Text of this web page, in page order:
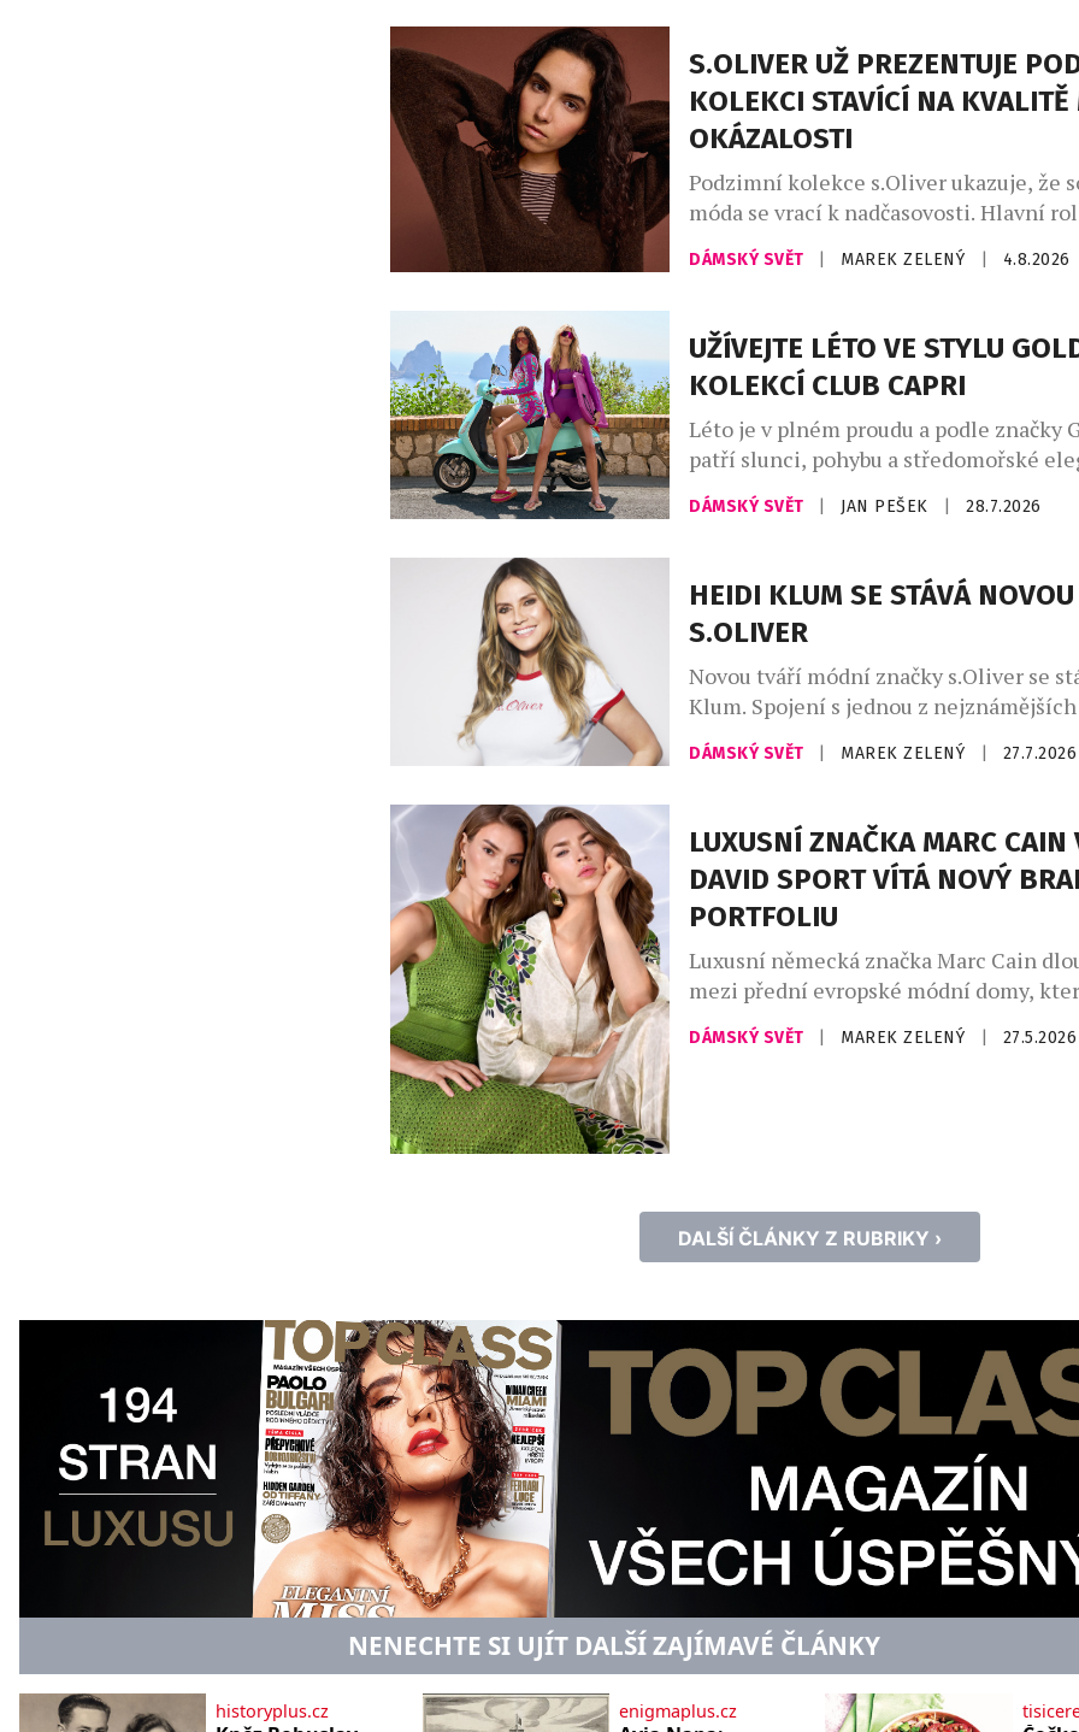
S.OLIVER UŽ PREZENTUJE
KOLEKCI STAVÍCÍ NA KVALITĚ
OKÁZALOSTI
Podzimní kolekce s.Oliver ukazuje, že
móda se vrací k nadčasovosti. Hlavní
promyšlený kapsulový šatník, v němž
hřejivé odstíny kávy – od mocha mousse
indigo denim, jenž propojuje přírodní
městskou elegancí. Charakter kolekce
uvolněné siluety, široké kalhoty, lehce
DÁMSKÝ SVĚT MAREK ZELENÝ 4.8.2026
UŽÍVEJTE LÉTO VE STYLU
KOLEKCÍ CLUB CAPRI
Léto je v plném proudu a podle značky
patří slunci, pohybu a středomořské
Kolekce Club Capri vás přenese na
ostrov, s jeho uvolněnou atmosférou a
kolekci najdete stylové modely na
pilates, fitness, stejně jako luxusní
resortwear – […]
DÁMSKÝ SVĚT JAN PEŠEK 28.7.2026
HEIDI KLUM SE STÁVÁ NOVOU
S.OLIVER
Novou tváří módní značky s.Oliver se
Klum. Spojení s jednou z nejznámějších
módního průmyslu upevňuje pozici
dostupné ležérní módy a přináší svěží
ikony Heidi Klum získává s.Oliver jednu
nejznámějších osobností světové módy.
snoubí globální charisma […]
DÁMSKÝ SVĚT MAREK ZELENÝ 27.7.2026
LUXUSNÍ ZNAČKA MARC CAIN
DAVID SPORT VÍTÁ NOVÝ
PORTFOLIU
Luxusní německá značka Marc Cain
mezi přední evropské módní domy,
současnou podobu ženské elegance.
precizního zpracování, inovativních
DÁMSKÝ SVĚT MAREK ZELENÝ 27.5.2026
DALŠÍ ČLÁNKY Z RUBRIKY ›
NENECHTE SI UJÍT DALŠÍ ZAJÍMAVÉ ČLÁNKY
historyplus.cz enigmaplus.cz